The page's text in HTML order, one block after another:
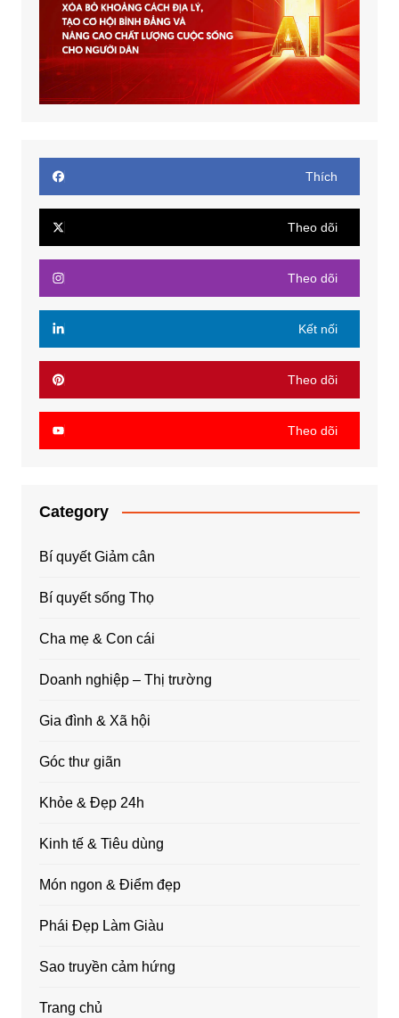
Thích
Theo dõi
Theo dõi
Kết nối
Theo dõi
Theo dõi
Category
Bí quyết Giảm cân
Bí quyết sống Thọ
Cha mẹ & Con cái
Doanh nghiệp – Thị trường
Gia đình & Xã hội
Góc thư giãn
Khỏe & Đẹp 24h
Kinh tế & Tiêu dùng
Món ngon & Điểm đẹp
Phái Đẹp Làm Giàu
Sao truyền cảm hứng
Trang chủ